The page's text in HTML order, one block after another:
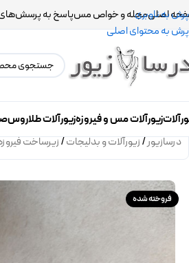
پرش به ناوبری
پرش به محتوای اصلی
اصلیمجله و خواص مسپاسخ به
زیورآلات مس و فیروزهزیورآلات طلاروس
درسازیور/زیورآلات و بدلیجات/زیرساخت
فروخته شده